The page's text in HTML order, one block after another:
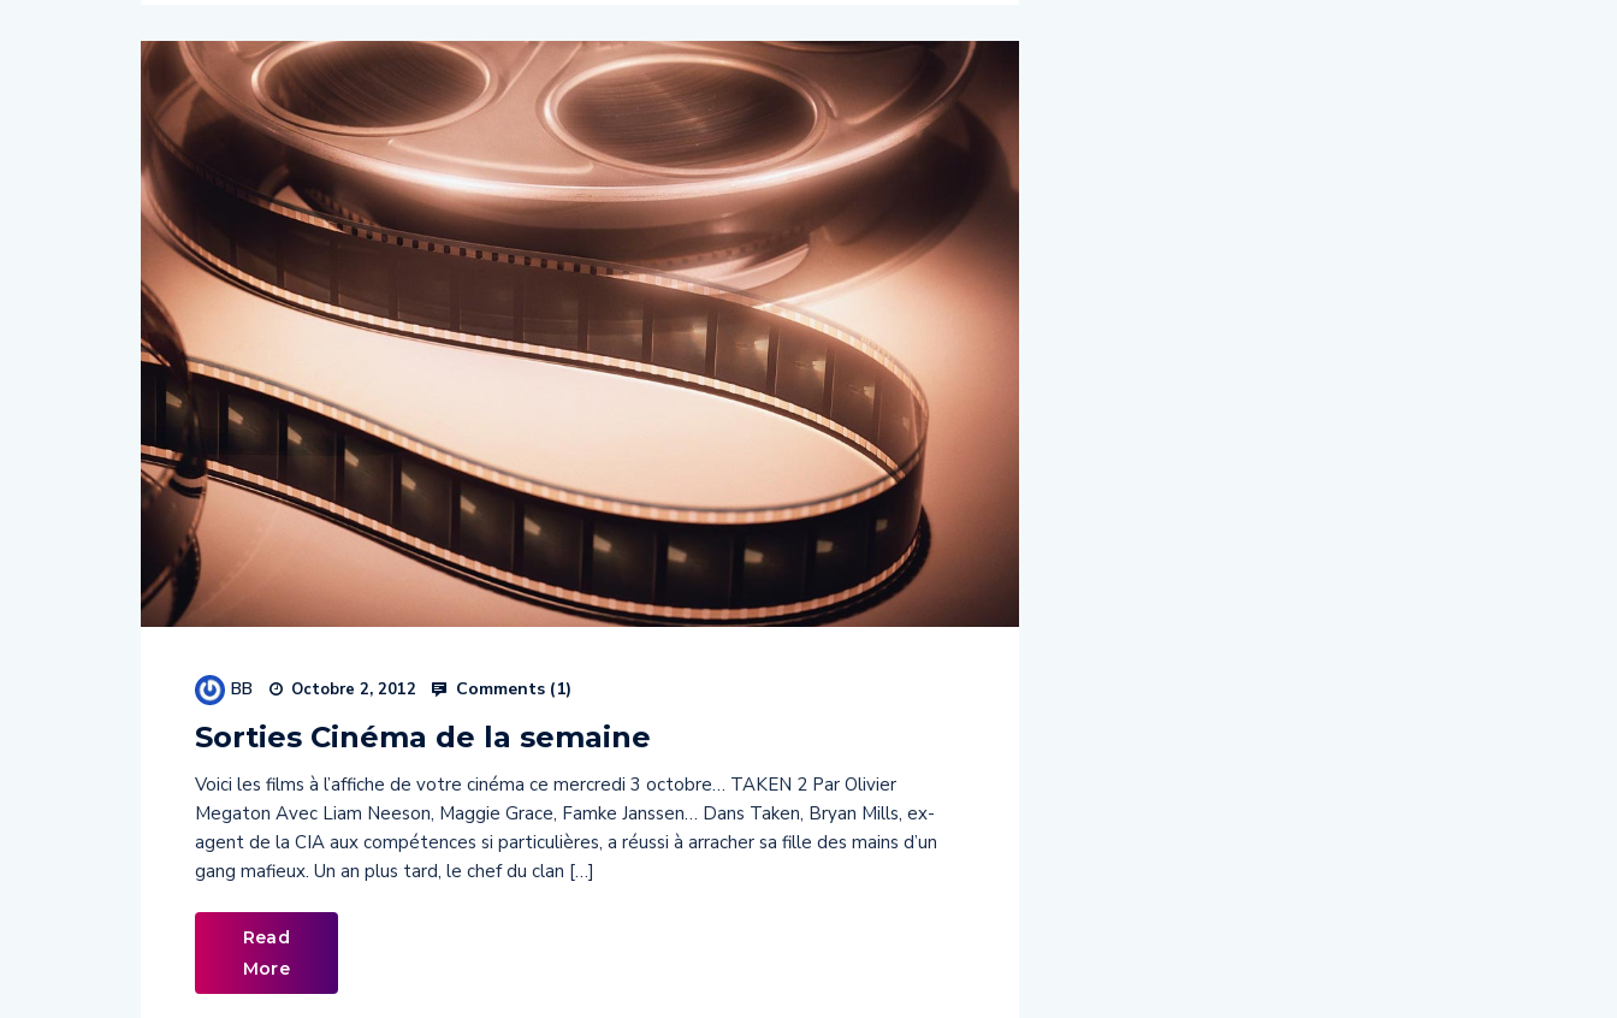
BB Octobre 2, 2012 Comments (1)
Sorties Cinéma de la semaine
Voici les films à l’affiche de votre cinéma ce mercredi 3 octobre… TAKEN 2 Par Olivier
Megaton Avec Liam Neeson, Maggie Grace, Famke Janssen… Dans Taken, Bryan Mills, ex-
agent de la CIA aux compétences si particulières, a réussi à arracher sa fille des mains d’un
gang mafieux. Un an plus tard, le chef du clan […]
Read
More